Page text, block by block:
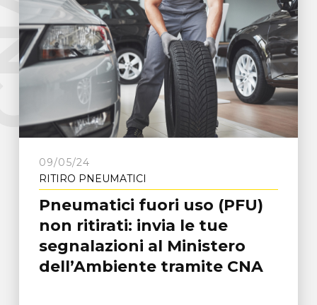
09/05/24
RITIRO PNEUMATICI
Pneumatici fuori uso (PFU)
non ritirati: invia le tue
segnalazioni al Ministero
dell’Ambiente tramite CNA